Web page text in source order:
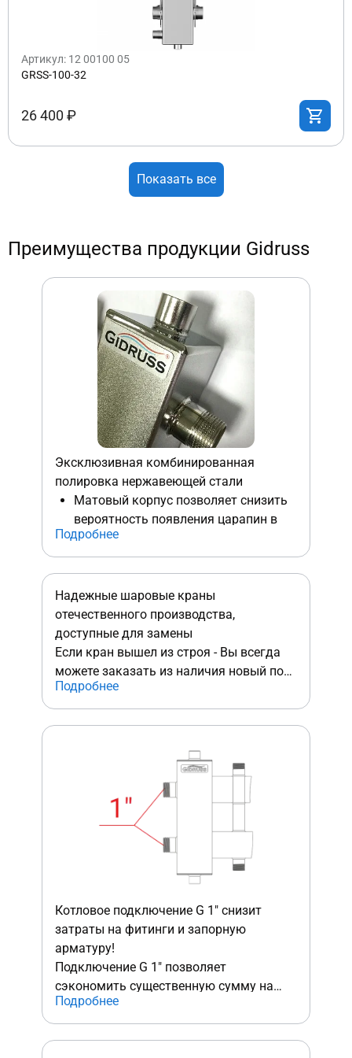
Артикул: 12 00100 05
GRSS-100-32
26 400 ₽
Показать все
Преимущества продукции Gidruss
Эксклюзивная комбинированная
полировка нержавеющей стали
Матовый корпус позволяет снизить
вероятность появления царапин в
процессе монтажа и жирных следов.
Резьбы и торцы с зеркальной
поверхностью дополняют
серебряным блеском.
Подробнее
Надежные шаровые краны
отечественного производства,
доступные для замены
Если кран вышел из строя - Вы всегда
можете заказать из наличия новый по
доступной цене в отличии от импортных
аналогов, где замена крана обойдется
Вам в "копеечку".
Подробнее
Котловое подключение G 1″ снизит
затраты на фитинги и запорную
арматуру!
Подключение G 1″ позволяет
сэкономить существенную сумму на
обвязке котлового контура . У
конкурентов обычно используется
подключение "с запасом" - G 1¼″ и
Подробнее